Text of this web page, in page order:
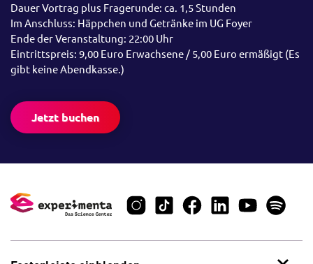
Dauer Vortrag plus Fragerunde: ca. 1,5 Stunden
Im Anschluss: Häppchen und Getränke im UG Foyer
Ende der Veranstaltung: 22:00 Uhr
Eintrittspreis: 9,00 Euro Erwachsene / 5,00 Euro ermäßigt (Es
gibt keine Abendkasse.)
Jetzt buchen